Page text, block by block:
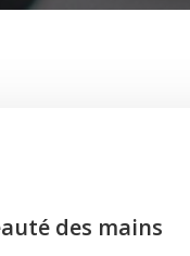
des mains